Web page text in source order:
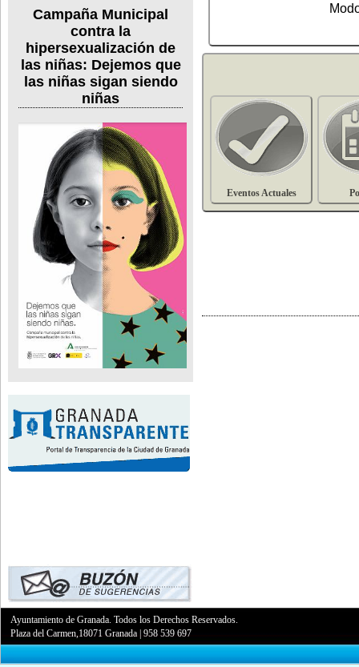
Campaña Municipal
contra la
hipersexualización de
las niñas: Dejemos que
las niñas sigan siendo
niñas
Eventos Actuales
Ayuntamiento de Granada. Todos los Derechos Reservados.
Plaza del Carmen,18071 Granada |958 539 697